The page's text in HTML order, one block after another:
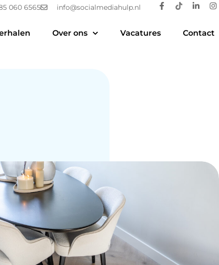
060 6565 info@socialmediahulp.nl
Over ons Vacatures Contact